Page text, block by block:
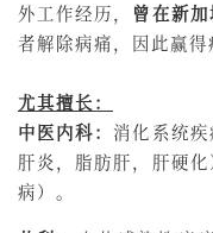
外工作经历，
曾在新
者解除病痛，因此赢得
尤其擅长：
中医内科： 消化系统
肝炎，脂肪肝，肝硬
病）。